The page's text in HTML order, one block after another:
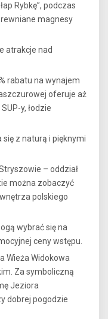
Rybkę”, podczas
magnesy
atrakcje nad
rabatu na wynajem
oferuje aż
y, łodzie
z naturą i pięknymi
– oddział
można zobaczyć
polskiego
wybrać się na
ceny wstępu.
Wieża Widokowa
Za symboliczną
Jeziora
dobrej pogodzie